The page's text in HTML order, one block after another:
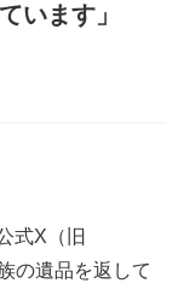
います」
式X（旧
の遺品を返して